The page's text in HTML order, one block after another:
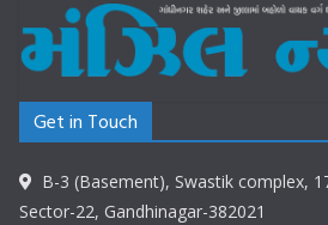
Get in Touch
B-3 (Basement), Swastik complex,
Sector-22, Gandhinagar-382021